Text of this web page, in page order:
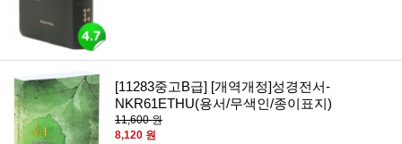
[11283중고B급] [개역개정]성경전서-
NKR61ETHU(용서/무색인/종이표지)
11,600 원
8,120 원